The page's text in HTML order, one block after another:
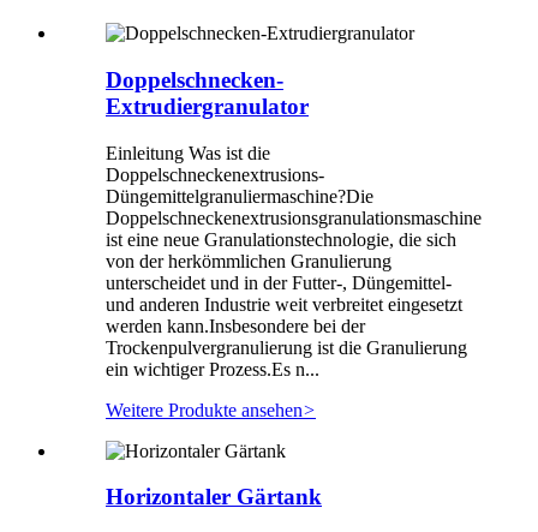
Doppelschnecken-
Extrudiergranulator
Einleitung Was ist die
Doppelschneckenextrusions-
Düngemittelgranuliermaschine?Die
Doppelschneckenextrusionsgranulationsmaschine
ist eine neue Granulationstechnologie, die sich
von der herkömmlichen Granulierung
unterscheidet und in der Futter-, Düngemittel-
und anderen Industrie weit verbreitet eingesetzt
werden kann.Insbesondere bei der
Trockenpulvergranulierung ist die Granulierung
ein wichtiger Prozess.Es n...
Weitere Produkte ansehen>
Horizontaler Gärtank